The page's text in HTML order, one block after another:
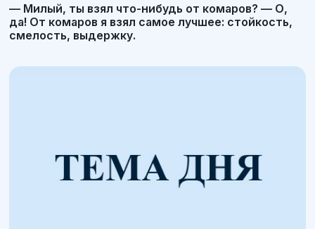
— Милый, ты взял что-нибудь от комаров? — О,
да! От комаров я взял самое лучшее: стойкость,
смелость, выдержку.